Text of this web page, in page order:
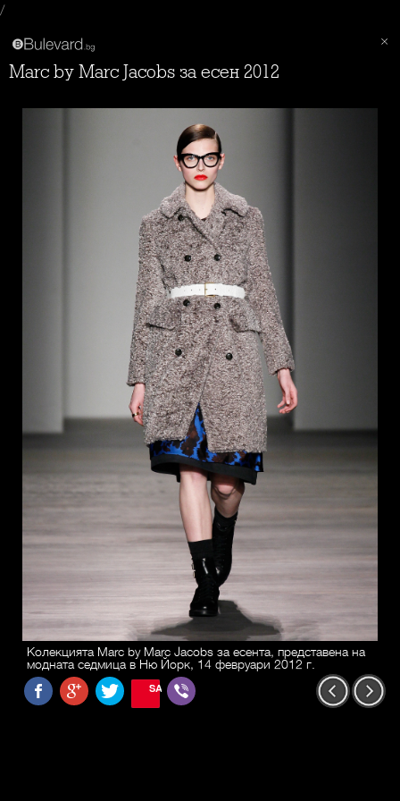
/
Marc by Marc Jacobs за есен 2012
Колекцията Marc by Marc Jacobs за есента, представена на
модната седмица в Ню Йорк, 14 февруари 2012 г.
SAVE